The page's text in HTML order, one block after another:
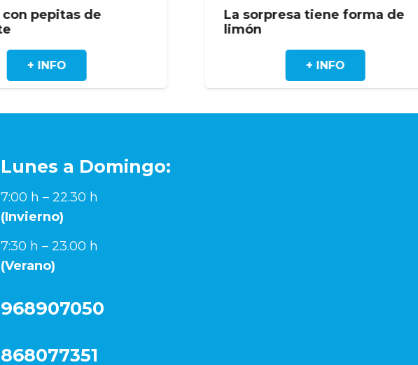
La sorpresa tiene forma de
El toque
Lunes a Domingo:
7:00 h – 22.30 h
(Invierno)
7:30 h – 23.00 h
(Verano)
968907050
868077351